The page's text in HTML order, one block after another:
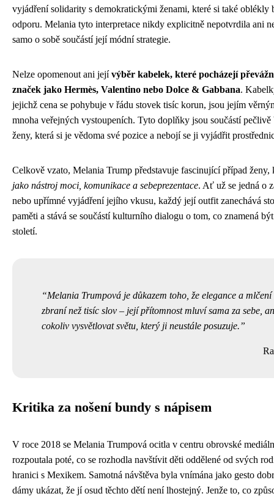
vyjádření solidarity s demokratickými ženami, které si také oblékly
odporu. Melania tyto interpretace nikdy explicitně nepotvrdila ani
samo o sobě součástí její módní strategie.
Nelze opomenout ani jejívýběr kabelek, které pocházejí
značek jako Hermès, Valentino nebo Dolce & Gabbana.
jejichž cena se pohybuje v řádu stovek tisíc korun, jsou jejím
mnoha veřejných vystoupeních. Tyto doplňky jsou součástí pečlivě
ženy, která si je vědoma své pozice a nebojí se ji vyjádřit
Celkově vzato, Melania Trump představuje fascinující případ ženy,
jako nástroj moci, komunikace a sebeprezentace. Ať už se jedná o
nebo upřímné vyjádření jejího vkusu, každý její outfit zanechává
paměti a stává se součástí kulturního dialogu o tom, co znamená
století.
Melania Trumpová je důkazem toho, že elegance a
zbraní než tisíc slov – její přítomnost mluví sama za sebe,
cokoliv vysvětlovat světu, který ji neustále posuzuje.
Kritika za nošení bundy s nápisem
V roce 2018 se Melania Trumpová ocitla v centru obrovské
rozpoutala poté, co se rozhodla navštívit děti oddělené od svých
hranici s Mexikem. Samotná návštěva byla vnímána jako gesto
dámy ukázat, že jí osud těchto dětí není lhostejný. Jenže to, co